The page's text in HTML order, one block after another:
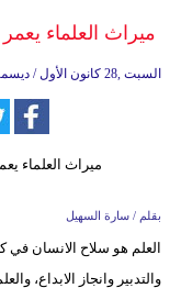
ميراث العلماء
10:28 2019 السبت ,28 كانون الأول / ديسمبر
بقلم / سارة السهيل
العلم هو سلاح الانسان في
والتدبير وانجاز الابداع،